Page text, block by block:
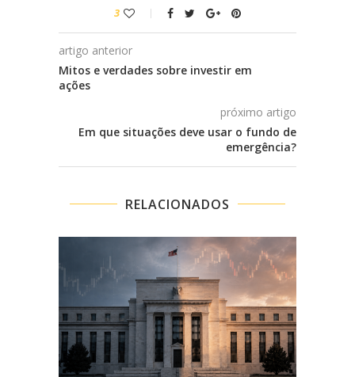
3
artigo anterior
Mitos e verdades sobre investir em
ações
próximo artigo
Em que situações deve usar o fundo de
emergência?
RELACIONADOS